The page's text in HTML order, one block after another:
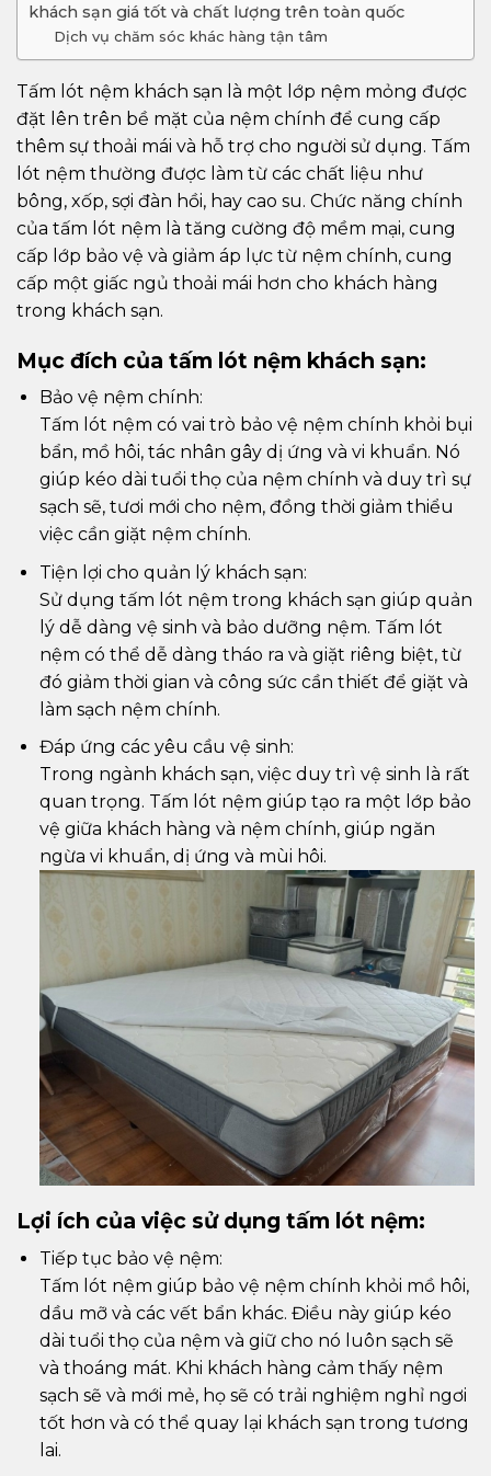
khách sạn giá tốt và chất lượng trên toàn quốc
Dịch vụ chăm sóc khác hàng tận tâm
Tấm lót nệm khách sạn là một lớp nệm mỏng được
đặt lên trên bề mặt của nệm chính để cung cấp
thêm sự thoải mái và hỗ trợ cho người sử dụng. Tấm
lót nệm thường được làm từ các chất liệu như
bông, xốp, sợi đàn hồi, hay cao su. Chức năng chính
của tấm lót nệm là tăng cường độ mềm mại, cung
cấp lớp bảo vệ và giảm áp lực từ nệm chính, cung
cấp một giấc ngủ thoải mái hơn cho khách hàng
trong khách sạn.
Mục đích của tấm lót nệm khách sạn:
Bảo vệ nệm chính:
Tấm lót nệm có vai trò bảo vệ nệm chính khỏi bụi
bẩn, mồ hôi, tác nhân gây dị ứng và vi khuẩn. Nó
giúp kéo dài tuổi thọ của nệm chính và duy trì sự
sạch sẽ, tươi mới cho nệm, đồng thời giảm thiểu
việc cần giặt nệm chính.
Tiện lợi cho quản lý khách sạn:
Sử dụng tấm lót nệm trong khách sạn giúp quản
lý dễ dàng vệ sinh và bảo dưỡng nệm. Tấm lót
nệm có thể dễ dàng tháo ra và giặt riêng biệt, từ
đó giảm thời gian và công sức cần thiết để giặt và
làm sạch nệm chính.
Đáp ứng các yêu cầu vệ sinh:
Trong ngành khách sạn, việc duy trì vệ sinh là rất
quan trọng. Tấm lót nệm giúp tạo ra một lớp bảo
vệ giữa khách hàng và nệm chính, giúp ngăn
ngừa vi khuẩn, dị ứng và mùi hôi.
Lợi ích của việc sử dụng tấm lót nệm:
Tiếp tục bảo vệ nệm:
Tấm lót nệm giúp bảo vệ nệm chính khỏi mồ hôi,
dầu mỡ và các vết bẩn khác. Điều này giúp kéo
dài tuổi thọ của nệm và giữ cho nó luôn sạch sẽ
và thoáng mát. Khi khách hàng cảm thấy nệm
sạch sẽ và mới mẻ, họ sẽ có trải nghiệm nghỉ ngơi
tốt hơn và có thể quay lại khách sạn trong tương
lai.